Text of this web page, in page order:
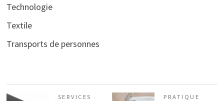
Technologie
Textile
Transports de personnes
SERVICES
PRATIQUE